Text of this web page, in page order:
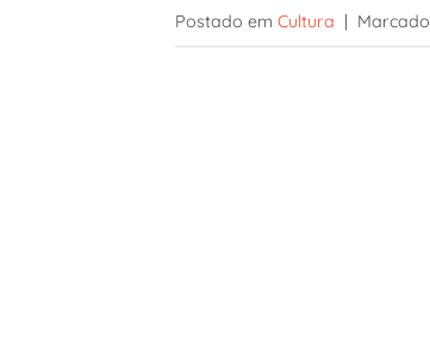
Postado em Cultura | Marcado